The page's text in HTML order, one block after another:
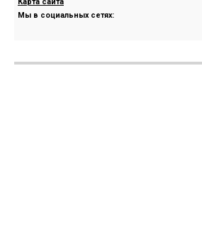
Карта сайта
Мы в социальных сетях: